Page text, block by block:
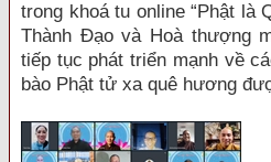
trong khoá tu online “Phật là
Thành Đạo và Hoà thượng
tiếp tục phát triển mạnh về
bào Phật tử xa quê hương